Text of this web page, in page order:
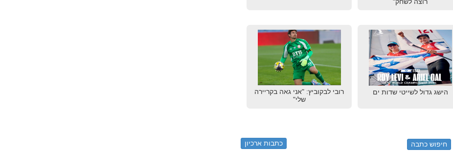
הישג גדול לשייטי שדות ים
רובי לבקוביץ: "אני גאה בקריירה
שלי"
כתבות ארכיון